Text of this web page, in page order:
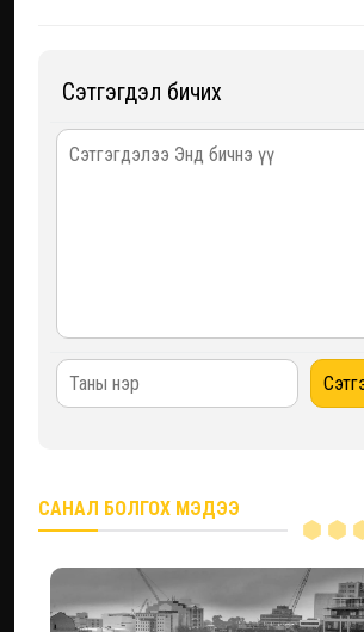
Сэтгэгдэл бичих
САНАЛ БОЛГОХ МЭДЭЭ